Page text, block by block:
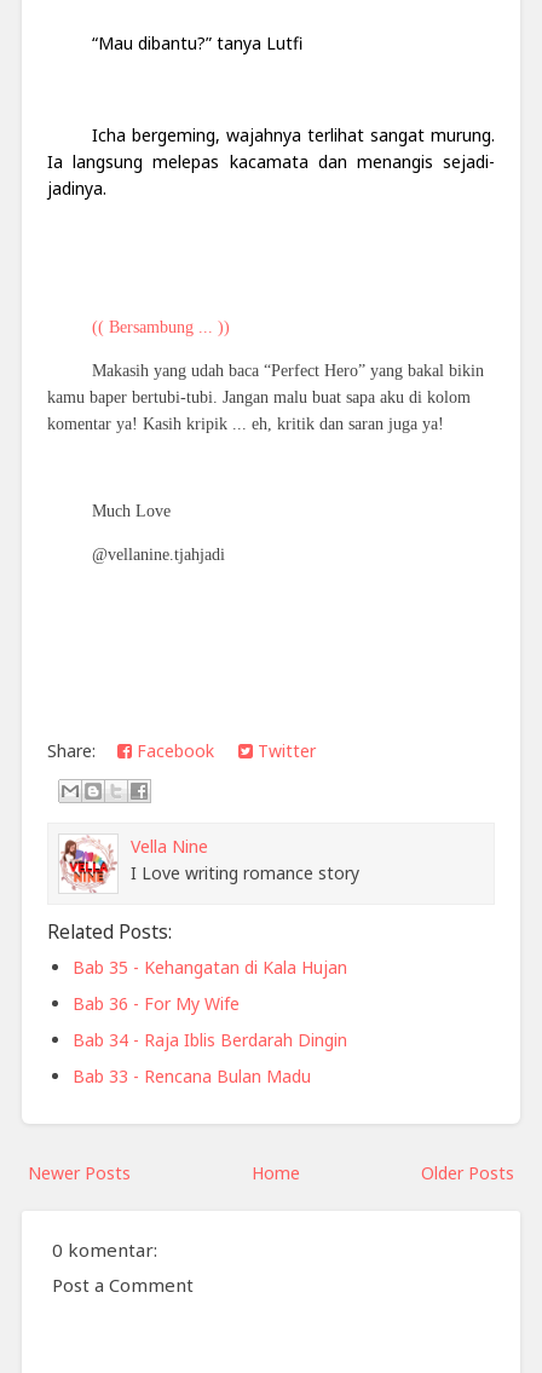
“Mau dibantu?” tanya Lutfi
Icha bergeming, wajahnya terlihat sangat murung.
Ia langsung melepas kacamata dan menangis sejadi-
jadinya.
(( Bersambung ... ))
Makasih yang udah baca “Perfect Hero” yang bakal bikin
kamu baper bertubi-tubi. Jangan malu buat sapa aku di kolom
komentar ya! Kasih kripik ... eh, kritik dan saran juga ya!
Much Love
@vellanine.tjahjadi
Share: Facebook Twitter
Vella Nine
I Love writing romance story
Related Posts:
Bab 35 - Kehangatan di Kala Hujan
Bab 36 - For My Wife
Bab 34 - Raja Iblis Berdarah Dingin
Bab 33 - Rencana Bulan Madu
Newer Posts Older Posts
Home
0 komentar:
Post a Comment